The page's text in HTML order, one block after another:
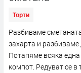
Торти
Разбиваме
захарта и
Потапяме всяка
компот. Редуват се в